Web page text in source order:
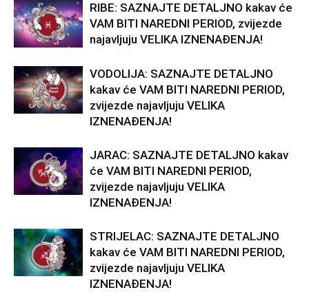
RIBE: SAZNAJTE DETALJNO kakav će
VAM BITI NAREDNI PERIOD, zvijezde
najavljuju VELIKA IZNENAĐENJA!
VODOLIJA: SAZNAJTE DETALJNO
kakav će VAM BITI NAREDNI PERIOD,
zvijezde najavljuju VELIKA
IZNENAĐENJA!
JARAC: SAZNAJTE DETALJNO kakav
će VAM BITI NAREDNI PERIOD,
zvijezde najavljuju VELIKA
IZNENAĐENJA!
STRIJELAC: SAZNAJTE DETALJNO
kakav će VAM BITI NAREDNI PERIOD,
zvijezde najavljuju VELIKA
IZNENAĐENJA!